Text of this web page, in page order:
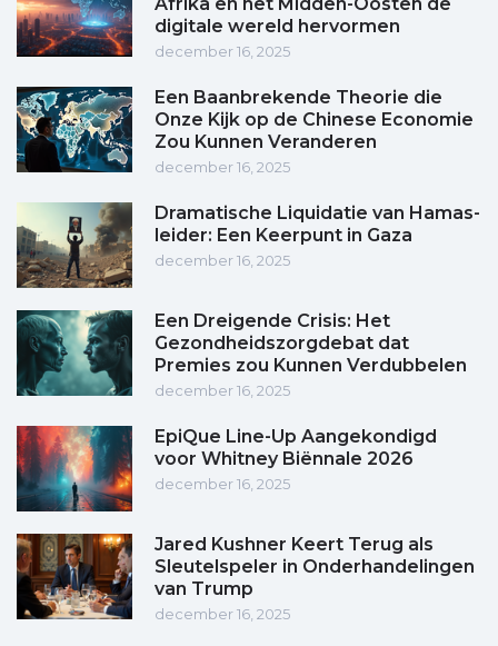
digitale wereld hervormen
december 16, 2025
Een Baanbrekende Theorie die
Onze Kijk op de Chinese Economie
Zou Kunnen Veranderen
december 16, 2025
Dramatische Liquidatie van Hamas-
leider: Een Keerpunt in Gaza
december 16, 2025
Een Dreigende Crisis: Het
Gezondheidszorgdebat dat
Premies zou Kunnen Verdubbelen
december 16, 2025
EpiQue Line-Up Aangekondigd
voor Whitney Biënnale 2026
december 16, 2025
Jared Kushner Keert Terug als
Sleutelspeler in Onderhandelingen
van Trump
december 16, 2025